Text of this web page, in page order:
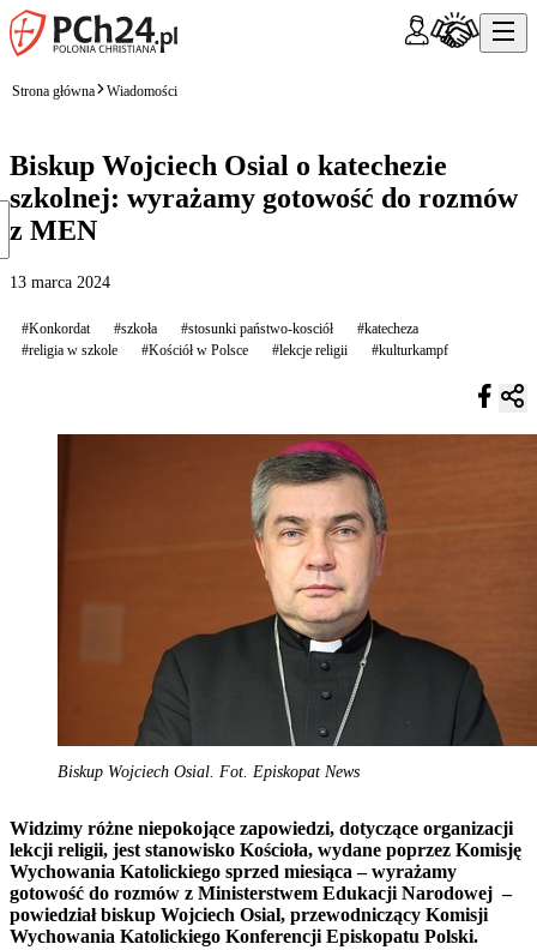
Strona główna Wiadomości
Biskup Wojciech Osial o katechezie
szkolnej: wyrażamy gotowość do rozmów
z MEN
13 marca 2024
#Konkordat #szkoła #stosunki państwo-kosciół
#katecheza
#religia w szkole
#Kościół w Polsce #lekcje religii #kulturkampf
Biskup Wojciech Osial. Fot. Episkopat News
Widzimy różne niepokojące zapowiedzi, dotyczące organizacji
lekcji religii, jest stanowisko Kościoła, wydane poprzez Komisję
Wychowania Katolickiego sprzed miesiąca – wyrażamy
gotowość do rozmów z Ministerstwem Edukacji Narodowej –
powiedział biskup Wojciech Osial, przewodniczący Komisji
Wychowania Katolickiego Konferencji Episkopatu Polski.